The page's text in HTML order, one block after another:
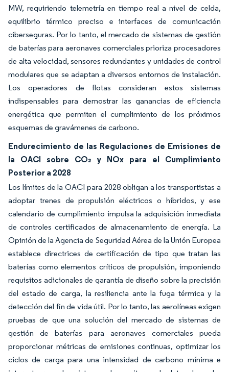
MW, requiriendo telemetría en tiempo real a nivel de celda,
equilibrio térmico preciso e interfaces de comunicación
ciberseguras. Por lo tanto, el mercado de sistemas de gestión
de baterías para aeronaves comerciales prioriza procesadores
de alta velocidad, sensores redundantes y unidades de control
modulares que se adaptan a diversos entornos de instalación.
Los operadores de flotas consideran estos sistemas
indispensables para demostrar las ganancias de eficiencia
energética que permiten el cumplimiento de los próximos
esquemas de gravámenes de carbono.
Endurecimiento de las Regulaciones de Emisiones de
la OACI sobre CO₂ y NOx para el Cumplimiento
Posterior a 2028
Los límites de la OACI para 2028 obligan a los transportistas a
adoptar trenes de propulsión eléctricos o híbridos, y ese
calendario de cumplimiento impulsa la adquisición inmediata
de controles certificados de almacenamiento de energía. La
Opinión de la Agencia de Seguridad Aérea de la Unión Europea
establece directrices de certificación de tipo que tratan las
baterías como elementos críticos de propulsión, imponiendo
requisitos adicionales de garantía de diseño sobre la precisión
del estado de carga, la resiliencia ante la fuga térmica y la
detección del fin de vida útil. Por lo tanto, las aerolíneas exigen
pruebas de que una solución del mercado de sistemas de
gestión de baterías para aeronaves comerciales pueda
proporcionar métricas de emisiones continuas, optimizar los
ciclos de carga para una intensidad de carbono mínima e